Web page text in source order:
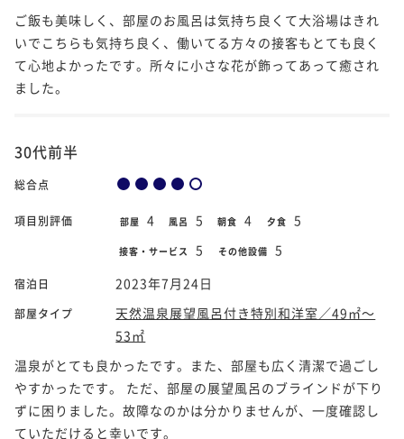
ご飯も美味しく、部屋のお風呂は気持ち良くて大浴場はきれ
いでこちらも気持ち良く、働いてる方々の接客もとても良く
て心地よかったです。所々に小さな花が飾ってあって癒され
ました。
30代前半
総合点
項目別評価 部屋 4 風呂 5 朝食 4 夕食 5
接客・サービス 5 その他設備 5
宿泊日 2023年7月24日
部屋タイプ
天然温泉展望風呂付き特別和洋室／49㎡～
53㎡
温泉がとても良かったです。また、部屋も広く清潔で過ごし
やすかったです。 ただ、部屋の展望風呂のブラインドが下り
ずに困りました。故障なのかは分かりませんが、一度確認し
ていただけると幸いです。